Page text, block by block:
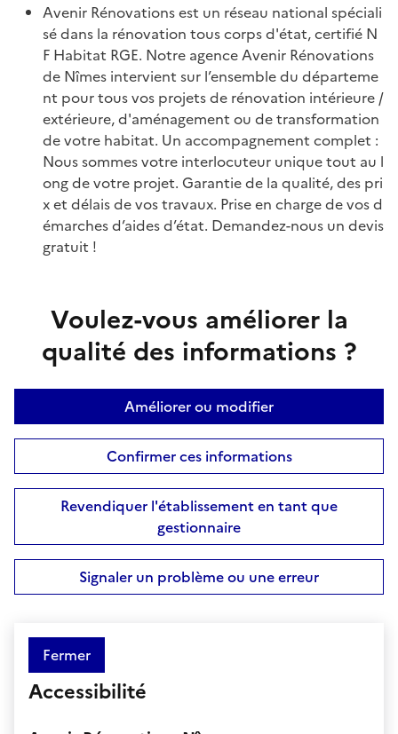
Avenir Rénovations est un réseau national spéciali
sé dans la rénovation tous corps d'état, certifié N
F Habitat RGE. Notre agence Avenir Rénovations
de Nîmes intervient sur l’ensemble du départeme
nt pour tous vos projets de rénovation intérieure /
extérieure, d'aménagement ou de transformation
de votre habitat. Un accompagnement complet :
Nous sommes votre interlocuteur unique tout au l
ong de votre projet. Garantie de la qualité, des pri
x et délais de vos travaux. Prise en charge de vos d
émarches d’aides d’état. Demandez-nous un devis
gratuit !
Voulez-vous améliorer la
qualité des informations ?
Améliorer ou modifier
Confirmer ces informations
Revendiquer l'établissement en tant que
gestionnaire
Signaler un problème ou une erreur
Fermer
Accessibilité